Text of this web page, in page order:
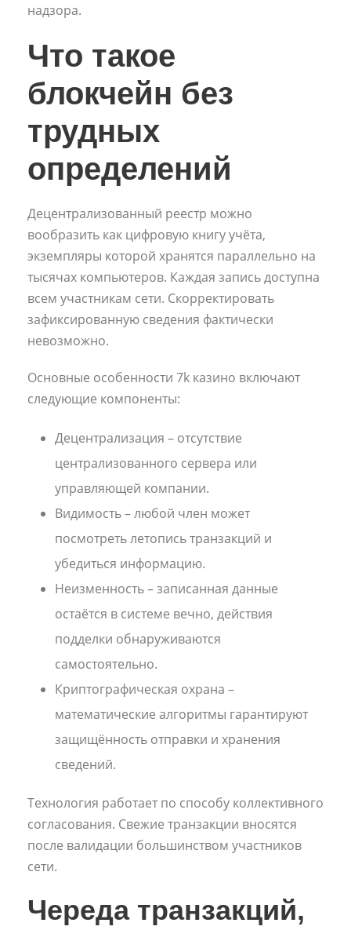
надзора.
Что такое
блокчейн без
трудных
определений
Децентрализованный реестр можно
вообразить как цифровую книгу учёта,
экземпляры которой хранятся параллельно на
тысячах компьютеров. Каждая запись доступна
всем участникам сети. Скорректировать
зафиксированную сведения фактически
невозможно.
Основные особенности 7k казино включают
следующие компоненты:
Децентрализация – отсутствие
централизованного сервера или
управляющей компании.
Видимость – любой член может
посмотреть летопись транзакций и
убедиться информацию.
Неизменность – записанная данные
остаётся в системе вечно, действия
подделки обнаруживаются
самостоятельно.
Криптографическая охрана –
математические алгоритмы гарантируют
защищённость отправки и хранения
сведений.
Технология работает по способу коллективного
согласования. Свежие транзакции вносятся
после валидации большинством участников
сети.
Череда транзакций,